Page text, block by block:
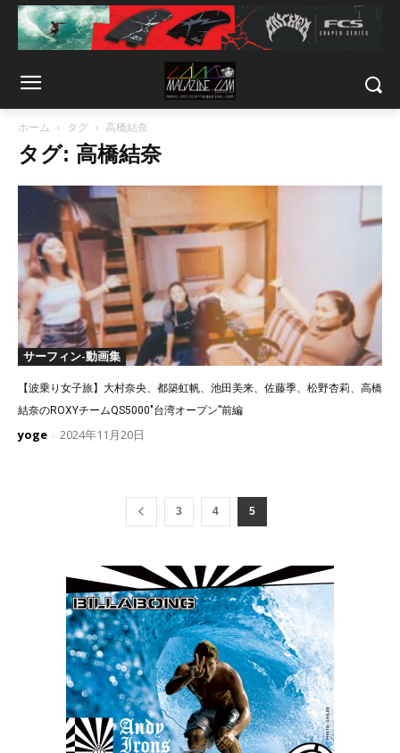
ホーム タグ 高橋結奈
タグ: 高橋結奈
サーフィン-動画集
【波乗り女子旅】大村奈央、都築虹帆、池田美来、佐藤季、松野杏莉、高橋
結奈のROXYチームQS5000″台湾オープン”前編
yoge - 2024年11月20日
3 4 5